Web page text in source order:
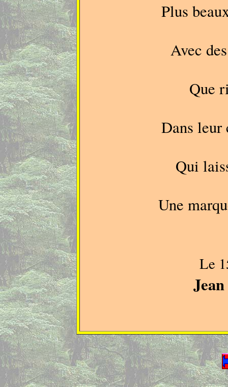
Plus
Avec
Que
Dans leur
Qui
Une
Le